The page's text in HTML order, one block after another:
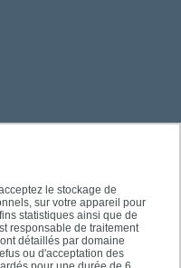
le stockage de
sur votre appareil pour
statistiques ainsi que de
responsable de traitement
détaillés par domaine
ou d'acceptation des